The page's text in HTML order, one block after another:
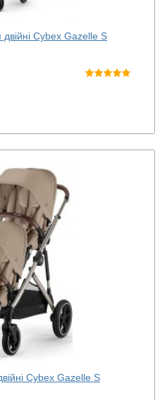
Cybex Gazelle S
Cybex Gazelle S